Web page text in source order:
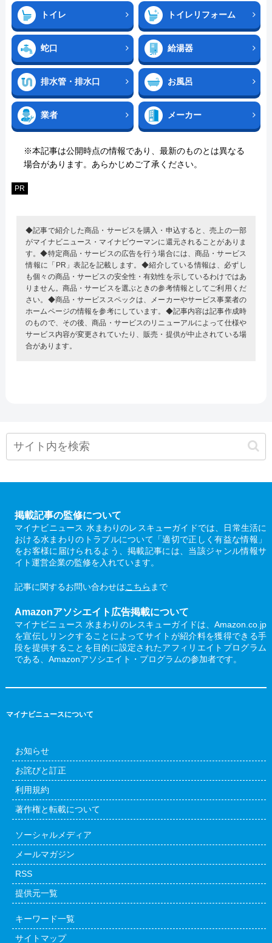
トイレ トイレリフォーム
蛇口 給湯器
排水管・排水口 お風呂
業者 メーカー
※本記事は公開時点の情報であり、最新のものとは異なる
場合があります。あらかじめご了承ください。
PR
◆記事で紹介した商品・サービスを購入・申込すると、売上の一部
がマイナビニュース・マイナビウーマンに還元されることがありま
す。◆特定商品・サービスの広告を行う場合には、商品・サービス
情報に「PR」表記を記載します。◆紹介している情報は、必ずし
も個々の商品・サービスの安全性・有効性を示しているわけではあ
りません。商品・サービスを選ぶときの参考情報としてご利用くだ
さい。◆商品・サービススペックは、メーカーやサービス事業者の
ホームページの情報を参考にしています。◆記事内容は記事作成時
のもので、その後、商品・サービスのリニューアルによって仕様や
サービス内容が変更されていたり、販売・提供が中止されている場
合があります。
掲載記事の監修について
マイナビニュース 水まわりのレスキューガイドでは、日常生活に
おける水まわりのトラブルについて「適切で正しく有益な情報」
をお客様に届けられるよう、掲載記事には、当該ジャンル情報サ
イト運営企業の監修を入れています。
記事に関するお問い合わせはこちら まで
Amazonアソシエイト広告掲載について
マイナビニュース 水まわりのレスキューガイドは、Amazon.co.jp
を宣伝しリンクすることによってサイトが紹介料を獲得できる手
段を提供することを目的に設定されたアフィリエイトプログラム
である、Amazonアソシエイト・プログラムの参加者です。
マイナビニュースについて
お知らせ
お詫びと訂正
利用規約
著作権と転載について
ソーシャルメディア
メールマガジン
RSS
提供元一覧
キーワード一覧
サイトマップ